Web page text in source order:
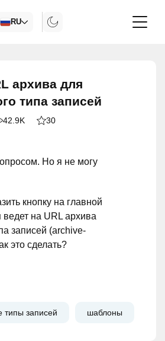
RU
архива для
типа записей
42.9K 30
Но я не могу
кнопку на главной
ведет на URL архива
записей (archive-
это сделать?
типы записей
шаблоны